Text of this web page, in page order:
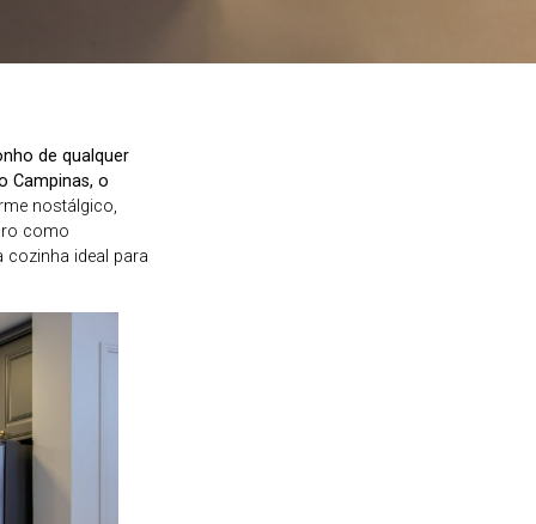
de qualquer
Campinas, o
nostálgico,
como
ideal para